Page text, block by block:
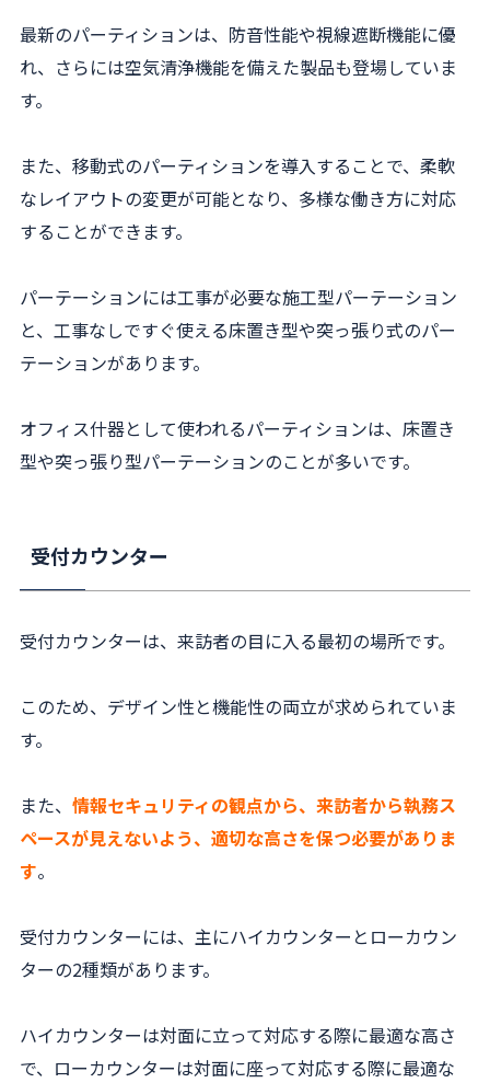
最新のパーティションは、防音性能や視線遮断機能に優
れ、さらには空気清浄機能を備えた製品も登場していま
す。
また、移動式のパーティションを導入することで、柔軟
なレイアウトの変更が可能となり、多様な働き方に対応
することができます。
パーテーションには工事が必要な施工型パーテーション
と、工事なしですぐ使える床置き型や突っ張り式のパー
テーションがあります。
オフィス什器として使われるパーティションは、床置き
型や突っ張り型パーテーションのことが多いです。
受付カウンター
受付カウンターは、来訪者の目に入る最初の場所です。
このため、デザイン性と機能性の両立が求められていま
す。
また、 情報セキュリティの観点から、来訪者から執務ス
ペースが見えないよう、適切な高さを保つ必要がありま
す。
受付カウンターには、主にハイカウンターとローカウン
ターの2種類があります。
ハイカウンターは対面に立って対応する際に最適な高さ
で、ローカウンターは対面に座って対応する際に最適な